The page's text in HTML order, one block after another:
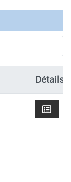
Détails